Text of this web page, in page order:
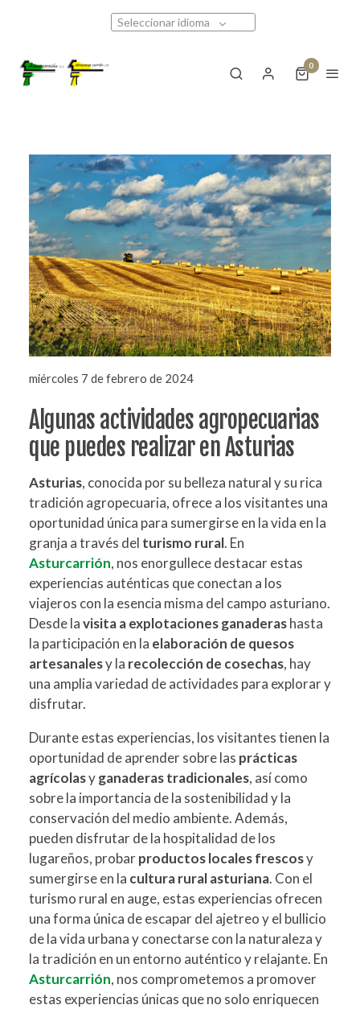
Seleccionar idioma
0
miércoles 7 de febrero de 2024
Algunas actividades agropecuarias
que puedes realizar en Asturias
Asturias, conocida por su belleza natural y su rica
tradición agropecuaria, ofrece a los visitantes una
oportunidad única para sumergirse en la vida en la
granja a través del turismo rural. En
Asturcarrión, nos enorgullece destacar estas
experiencias auténticas que conectan a los
viajeros con la esencia misma del campo asturiano.
Desde lavisita a explotaciones ganaderashasta
la participación en la elaboración de quesos
artesanalesy la recolección de cosechas, hay
una amplia variedad de actividades para explorar y
disfrutar.
Durante estas experiencias, los visitantes tienen la
oportunidad de aprender sobre las prácticas
agrícolasyganaderas tradicionales, así como
sobre la importancia de la sostenibilidad y la
conservación del medio ambiente. Además,
pueden disfrutar de la hospitalidad de los
lugareños, probarproductos locales frescosy
sumergirse en la cultura rural asturiana. Con el
turismo rural en auge, estas experiencias ofrecen
una forma única de escapar del ajetreo y el bullicio
de la vida urbana y conectarse con la naturaleza y
la tradición en un entorno auténtico y relajante. En
Asturcarrión, nos comprometemos a promover
estas experiencias únicas que no solo enriquecen